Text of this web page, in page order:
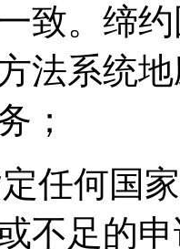
致。缔
法系统
；
任何国
不足的